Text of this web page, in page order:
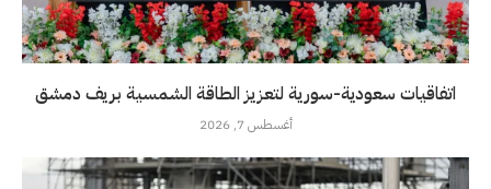
اتفاقيات سعودية-سورية لتعزيز الطاقة الشمسية بريف دمشق
أغسطس 7, 2026